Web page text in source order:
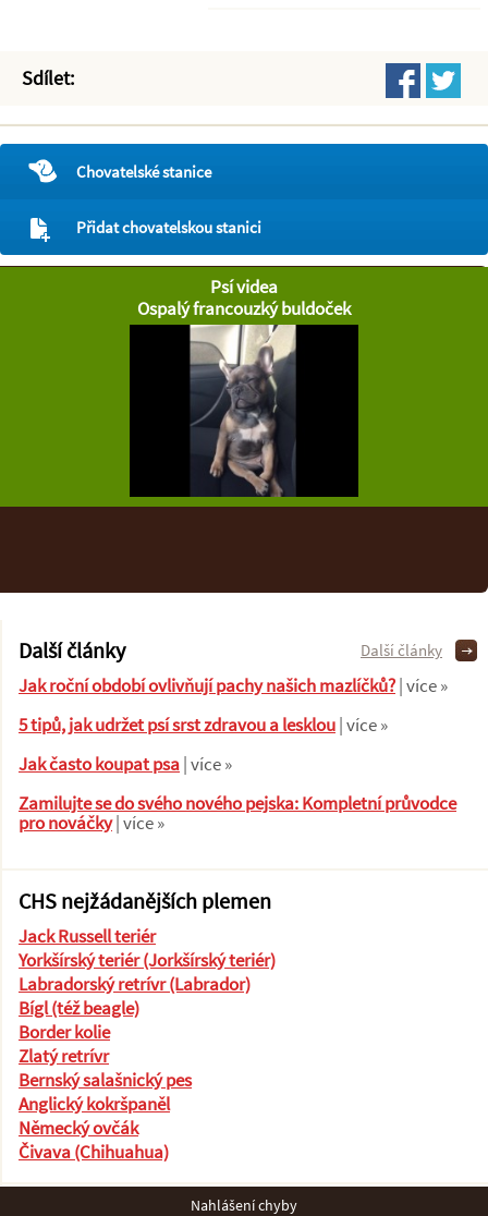
Sdílet:
Chovatelské stanice
Přidat chovatelskou stanici
Psí videa
Ospalý francouzký buldoček
Další články
Jak roční období ovlivňují pachy našich mazlíčků?| více »
5 tipů, jak udržet psí srst zdravou a lesklou| více »
Jak často koupat psa| více »
Zamilujte se do svého nového pejska: Kompletní průvodce
pro nováčky| více »
Další články
CHS nejžádanějších plemen
Jack Russell teriér
Yorkšírský teriér (Jorkšírský teriér)
Labradorský retrívr (Labrador)
Bígl (též beagle)
Border kolie
Zlatý retrívr
Bernský salašnický pes
Anglický kokršpaněl
Německý ovčák
Čivava (Chihuahua)
Nahlášení chyby